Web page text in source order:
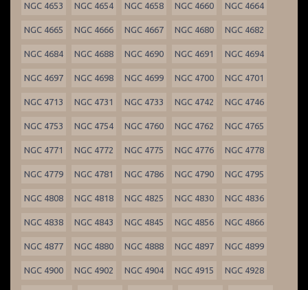
NGC 4653 NGC 4654 NGC 4658 NGC 4660 NGC 4664
NGC 4665 NGC 4666 NGC 4667 NGC 4680 NGC 4682
NGC 4684 NGC 4688 NGC 4690 NGC 4691 NGC 4694
NGC 4697 NGC 4698 NGC 4699 NGC 4700 NGC 4701
NGC 4713 NGC 4731 NGC 4733 NGC 4742 NGC 4746
NGC 4753 NGC 4754 NGC 4760 NGC 4762 NGC 4765
NGC 4771 NGC 4772 NGC 4775 NGC 4776 NGC 4778
NGC 4779 NGC 4781 NGC 4786 NGC 4790 NGC 4795
NGC 4808 NGC 4818 NGC 4825 NGC 4830 NGC 4836
NGC 4838 NGC 4843 NGC 4845 NGC 4856 NGC 4866
NGC 4877 NGC 4880 NGC 4888 NGC 4897 NGC 4899
NGC 4900 NGC 4902 NGC 4904 NGC 4915 NGC 4928